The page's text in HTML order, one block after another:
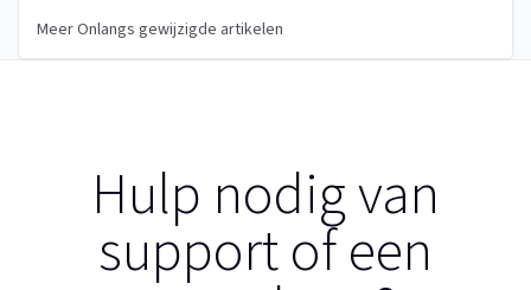
Meer Onlangs gewijzigde artikelen
Hulp nodig van
support of een